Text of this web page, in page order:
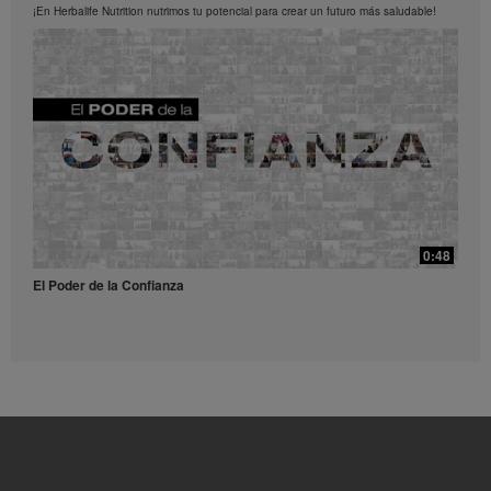
los Videos en cualquier momento.
39:14
¿Qué son y para qué sirven los antioxidantes?
¿Qué son y para qué sirven los antioxidantes?
Receta Té Lift - Video para redes sociales
Prueba esta refrescante receta con Liftoff.
¡En Herbalife Nutrition nutrimos tu potencial para crear un futuro más saludable!
0:48
El Poder de la Confianza